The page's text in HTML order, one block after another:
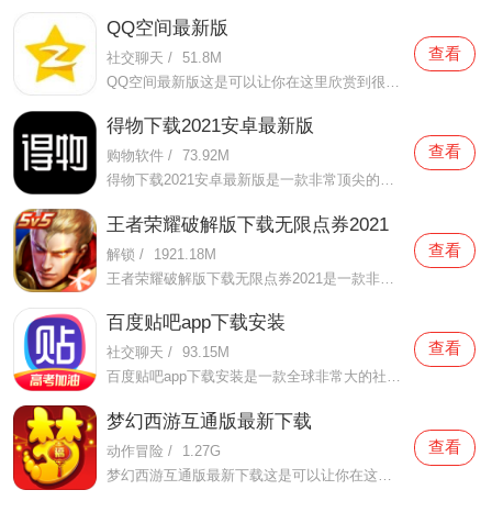
QQ空间最新版
社交聊天 / 51.8M
查看
得物下载2021安卓最新版
购物软件 / 73.92M
得物下载2021安卓最新版是一款非常顶尖的潮流购物软件。在这款得物下载2021安卓最新版中拥有非常多当下潮流的时尚单品以及各种各样的球鞋，在这里为了让用户们在购买的时候可以放心，你所购买的每一件商品都会经过专业的鉴定，这里面汇聚了数百位专业的鉴定师会对你所购买的商
查看
王者荣耀破解版下载无限点券2021
解锁 /
1921.18M
王者荣耀破解版下载无限点券2021是一款非常火热的手机游戏。在这款王者荣耀破解版下载无限点券2021中有着非常好用的辅助工具，在这里面你可以轻轻松松就获得点券的使用，而且还是可以无限使用的哦，完全没有受限制，只要你下载了这款王者荣耀破解版下载无限点券2021之后就可以
查看
百度贴吧app下载安装
社交聊天 / 93.15M
百度贴吧app下载安装是一款全球非常大的社交软件。在这款百度贴吧app下载安装里面汇聚了很多有共同兴趣的小伙伴们，在这里面有各种你会感兴趣的兴趣贴，同时你也会发现这里面有非常多的共同爱好的小伙伴，在这里面你还可以和他们一起玩耍，一起在帖子里畅所欲言，发挥你的脑
查看
梦幻西游互通版最新下载
动作冒险 /
1.27G
梦幻西游互通版最新下载这是可以让你在这里得到很多不一样的快乐互动内容的手机软件，不只是可以自由的去欣赏到很多不一样的欢乐内容，还有各种精彩的战斗模式可以给你全新的体验，大家在这里还可以自由的和很多的小伙伴们一起开心的进行各种战斗，进行有趣的开黑，感受到
查看